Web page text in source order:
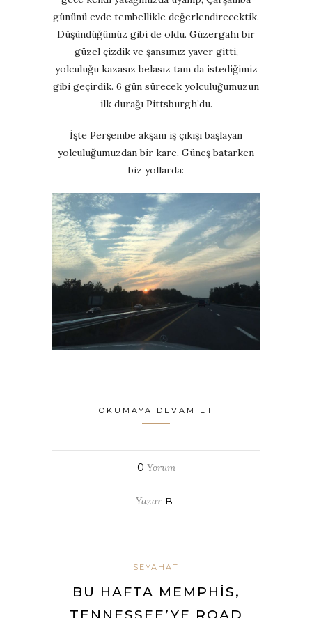
gününü evde tembellikle değerlendirecektik.
Düşündüğümüz gibi de oldu. Güzergahı bir
güzel çizdik ve şansımız yaver gitti,
yolculuğu kazasız belasız tam da istediğimiz
gibi geçirdik. 6 gün sürecek yolculuğumuzun
ilk durağı Pittsburgh’du.
İşte Perşembe akşam iş çıkışı başlayan
yolculuğumuzdan bir kare. Güneş batarken
biz yollarda:
OKUMAYA DEVAM ET
0 Yorum
Yazar B
SEYAHAT
BU HAFTA MEMPHIS,